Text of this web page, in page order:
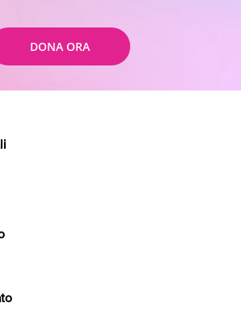
DONA ORA